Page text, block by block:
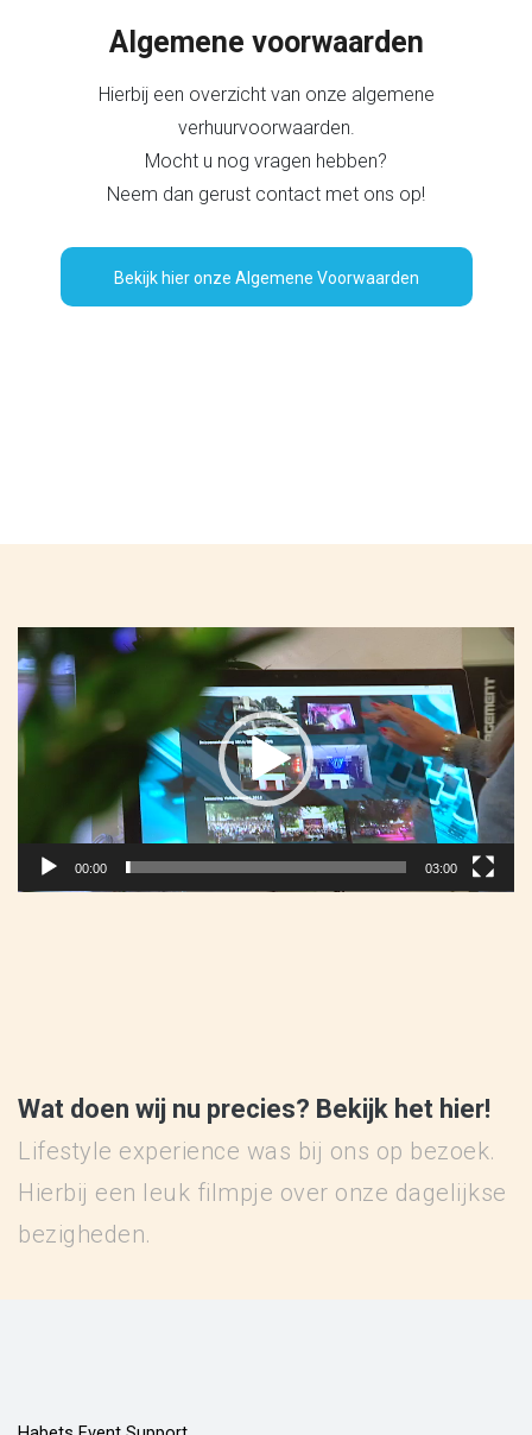
Algemene voorwaarden
Hierbij een overzicht van onze algemene
verhuurvoorwaarden.
Mocht u nog vragen hebben?
Neem dan gerust contact met ons op!
Bekijk hier onze Algemene Voorwaarden
Videospeler
00:00 03:00
Wat doen wij nu precies? Bekijk het hier!
Lifestyle experience was bij ons op bezoek.
Hierbij een leuk filmpje over onze dagelijkse
bezigheden.